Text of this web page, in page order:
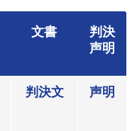
文書
判決
声明
判決文 声明